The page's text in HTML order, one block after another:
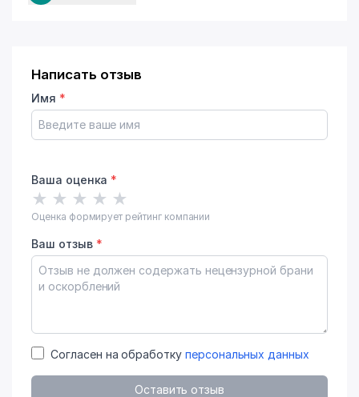
Написать отзыв
Имя *
Ваша оценка *
★ ★ ★ ★ ★
Оценка формирует рейтинг компании
Ваш отзыв *
Согласен на обработку персональных данных
Оставить отзыв